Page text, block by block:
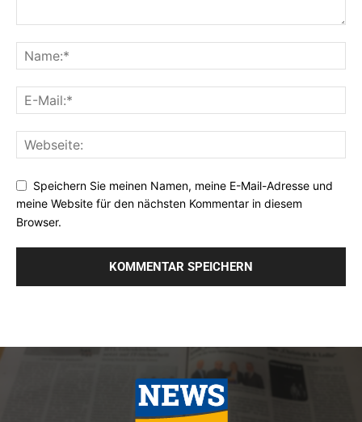
Speichern Sie meinen Namen, meine E-Mail-Adresse und
meine Website für den nächsten Kommentar in diesem
Browser.